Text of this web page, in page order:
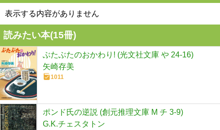
表示する内容がありません
読みたい本(15冊)
ぶたぶたのおかわり! (光文社文庫 や 24-16)
矢崎存美
1011
ポンド氏の逆説 (創元推理文庫 M チ 3-9)
G.K.チェスタトン